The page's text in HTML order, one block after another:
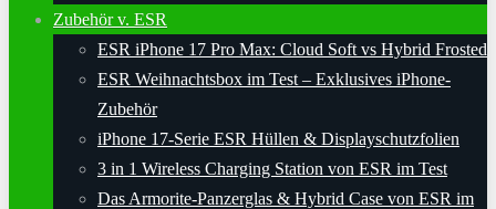
Zubehör v. ESR
ESR iPhone 17 Pro Max: Cloud Soft vs Hybrid Frosted
ESR Weihnachtsbox im Test – Exklusives iPhone-
Zubehör
iPhone 17-Serie ESR Hüllen & Displayschutzfolien
3 in 1 Wireless Charging Station von ESR im Test
Das Armorite-Panzerglas & Hybrid Case von ESR im